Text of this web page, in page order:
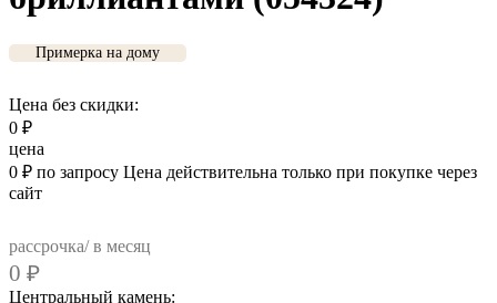
Примерка на дому
Цена без скидки:
0 ₽
цена
0 ₽ по запросу Цена действительна только при покупке через
сайт
рассрочка/ в месяц
0 ₽
Центральный камень: